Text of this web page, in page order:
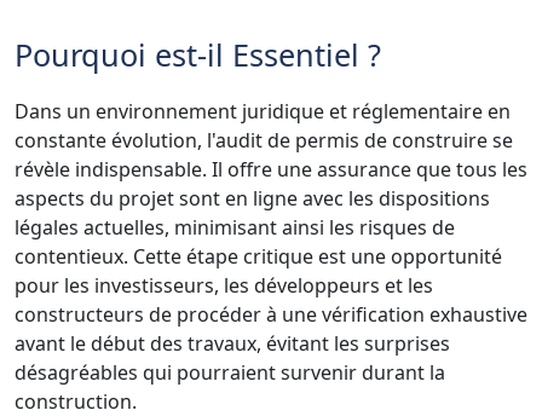
Pourquoi est-il Essentiel ?
Dans un environnement juridique et réglementaire en
constante évolution, l'audit de permis de construire se
révèle indispensable. Il offre une assurance que tous les
aspects du projet sont en ligne avec les dispositions
légales actuelles, minimisant ainsi les risques de
contentieux. Cette étape critique est une opportunité
pour les investisseurs, les développeurs et les
constructeurs de procéder à une vérification exhaustive
avant le début des travaux, évitant les surprises
désagréables qui pourraient survenir durant la
construction.